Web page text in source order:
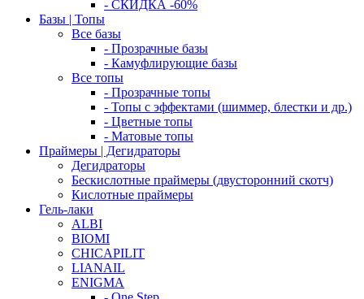
- СКИДКА -60%
Базы | Топы
Все базы
- Прозрачные базы
- Камуфлирующие базы
Все топы
- Прозрачные топы
- Топы с эффектами (шиммер, блестки и др.)
- Цветные топы
- Матовые топы
Праймеры | Дегидраторы
Дегидраторы
Бескислотные праймеры (двусторонний скотч)
Кислотные праймеры
Гель-лаки
ALBI
BIOMI
CHICAPILIT
LIANAIL
ENIGMA